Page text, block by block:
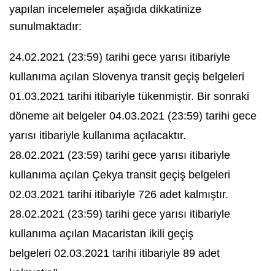
yapılan incelemeler aşağıda dikkatinize
sunulmaktadır:
24.02.2021 (23:59) tarihi gece yarısı itibariyle
kullanıma açılan Slovenya transit geçiş belgeleri
01.03.2021 tarihi itibariyle tükenmiştir. Bir sonraki
döneme ait belgeler 04.03.2021 (23:59) tarihi gece
yarısı itibariyle kullanıma açılacaktır.
28.02.2021 (23:59) tarihi gece yarısı itibariyle
kullanıma açılan Çekya transit geçiş belgeleri
02.03.2021 tarihi itibariyle 726 adet kalmıştır.
28.02.2021 (23:59) tarihi gece yarısı itibariyle
kullanıma açılan Macaristan ikili geçiş
belgeleri 02.03.2021 tarihi itibariyle 89 adet